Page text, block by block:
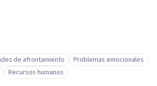
de afrontamiento
Problemas emocionales
Recursos humanos